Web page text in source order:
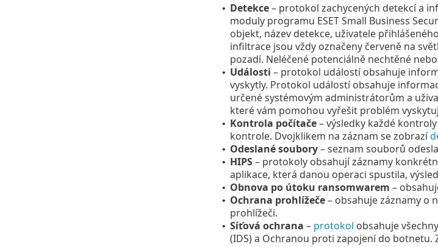
• Detekce– protokol zachycených detekcí a
moduly programu ESET Small Business
objekt, název detekce, uživatele
infiltrace jsou vždy označeny červeně na
pozadí. Neléčené potenciálně nechtěné
• Události – protokol událostí obsahuje
vyskytly. Protokol událostí obsahuje
určené systémovým administrátorům a
které vám pomohou vyřešit problém
• Kontrola počítače– výsledky každé
kontrole. Dvojklikem na záznam se zobrazí
• Odeslané soubory– seznam souborů
• HIPS– protokoly obsahují záznamy
aplikace, která danou operaci spustila,
• Obnova po útoku ransomwarem –
• Ochrana prohlížeče– obsahuje záznamy o
prohlížeči.
• Síťová ochrana – protokol obsahuje
(IDS) a Ochranou proti zapojení do botnetu.